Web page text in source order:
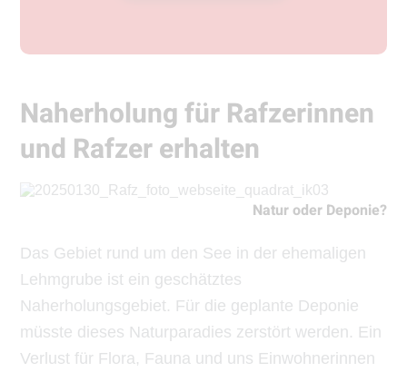
Naherholung für Rafzerinnen
und Rafzer erhalten
Natur oder Deponie?
Das Gebiet rund um den See in der ehemaligen
Lehmgrube ist ein geschätztes
Naherholungsgebiet. Für die geplante Deponie
müsste dieses Naturparadies zerstört werden. Ein
Verlust für Flora, Fauna und uns Einwohnerinnen